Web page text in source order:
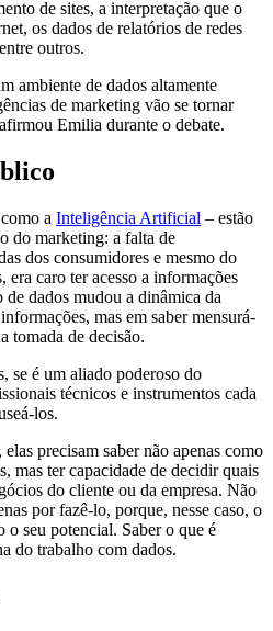
de sites, a interpretação que o
os dados de relatórios de redes
outros.
ambiente de dados altamente
de marketing vão se tornar
Emilia durante o debate.
a Inteligência Artificial – estão
do marketing: a falta de
dos consumidores e mesmo do
caro ter acesso a informações
de dados mudou a dinâmica da
mas em saber mensurá-
tomada de decisão.
se é um aliado poderoso do
técnicos e instrumentos cada
los.
precisam saber não apenas como
mas ter capacidade de decidir quais
do cliente ou da empresa. Não
por fazê-lo, porque, nesse caso, o
o seu potencial. Saber o que é
do trabalho com dados.